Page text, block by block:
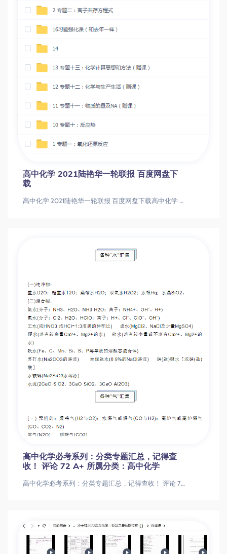
高中化学 2021陆艳华一轮联报 百度网盘下
载
高中化学 2021陆艳华一轮联报 百度网盘下载高中化学 2021陆艳华一轮联报 百度网盘下载
高中化学必考系列：分类专题汇总，记得查
收！ 评论 72 A+ 所属分类：高中化学
高中化学必考系列：分类专题汇总，记得查收！ 评论 72 A+ 所属分类：高中化学高中化学必考系列：分类专题汇总，记得查收！ 评